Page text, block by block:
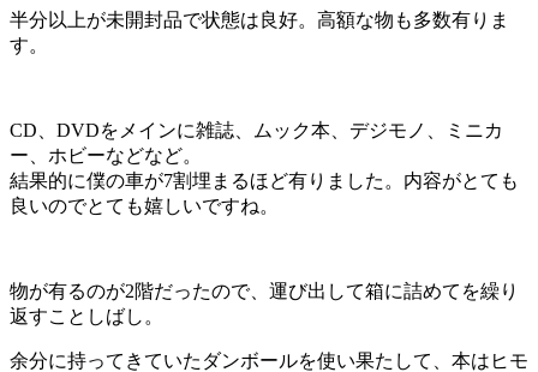
半分以上が未開封品で状態は良好。高額な物も多数有りま
す。
CD、DVDをメインに雑誌、ムック本、デジモノ、ミニカ
ー、ホビーなどなど。
結果的に僕の車が7割埋まるほど有りました。内容がとても
良いのでとても嬉しいですね。
物が有るのが2階だったので、運び出して箱に詰めてを繰り
返すことしばし。
余分に持ってきていたダンボールを使い果たして、本はヒモ